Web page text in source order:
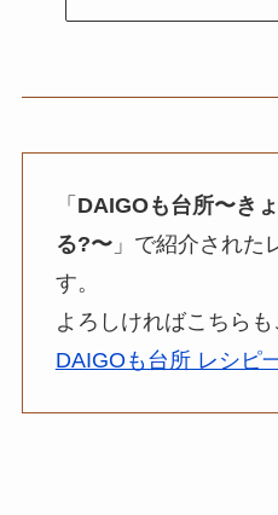
「 DAIGOも台所〜き
る?〜」で紹介された
す。
よろしければこちら
DAIGOも台所 レシピ